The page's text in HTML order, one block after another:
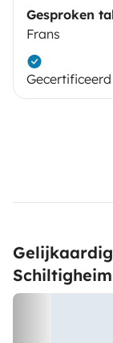
Gesproken
Frans
Schiltigheim